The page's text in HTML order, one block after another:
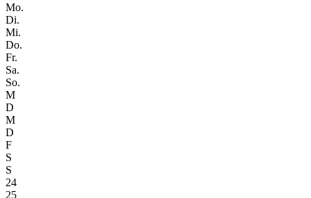
Mo.
Di.
Mi.
Do.
Fr.
Sa.
So.
M
D
M
D
F
S
S
24
25